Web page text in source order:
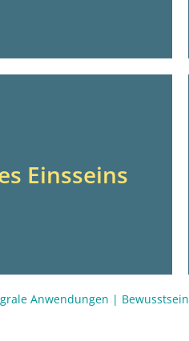
Einsseins
Anwendungen | Bewusstsein